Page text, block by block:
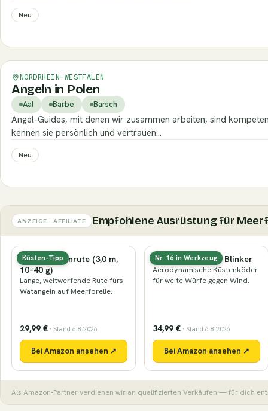
Neu
NORDRHEIN-WESTFALEN
Angeln in Polen
Aal Barbe Barsch
Angel-Guides, mit denen wir zusammen arbeiten, sind
kennen sie persönlich und vertrauen…
Neu
ANZEIGE · AFFILIATE Empfohlene Ausrüstung für
Küsten-Tipp
Küsten-Spinnrute (3,0 m,
10–40 g)
Lange, weitwerfende Rute fürs
Watangeln auf Meerforelle.
29,99 € · Stand 6.8.2026
Bei Amazon ansehen ↗
Nr. 16 in Werkzeug
Küstenwobbler & Blinker
Aerodynamische Küstenköder
für weite Würfe gegen Wind.
34,99 € · Stand 6.8.2026
Bei Amazon ansehen ↗
Als Amazon-Partner verdienen wir an qualifizierten Verkäufen — für dich